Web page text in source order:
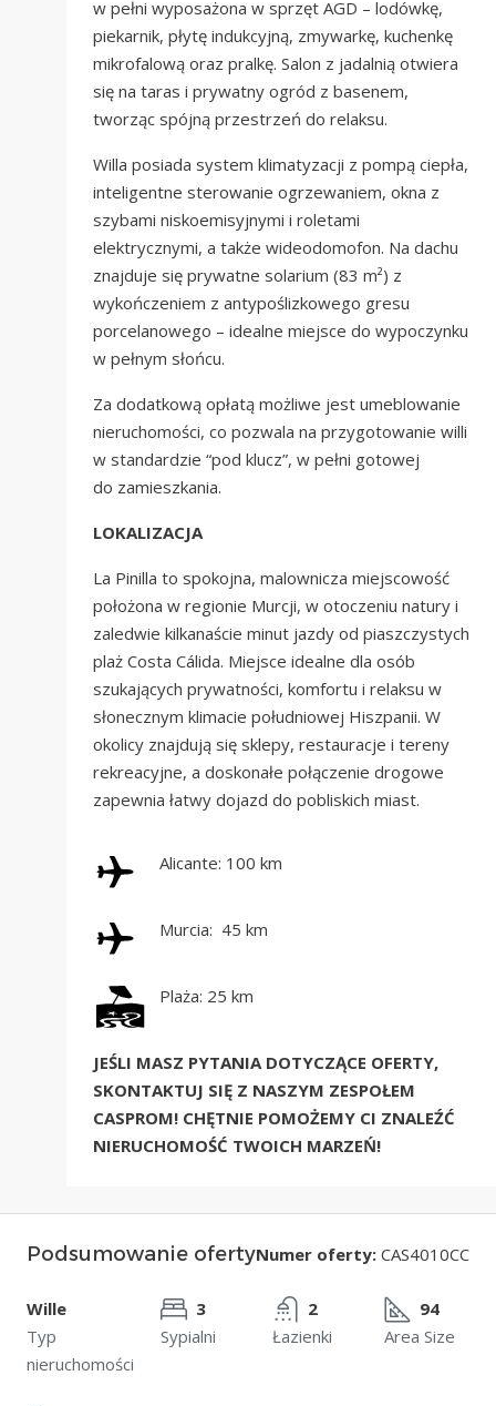
w pełni wyposażona w sprzęt AGD – lodówkę,
piekarnik, płytę indukcyjną, zmywarkę, kuchenkę
mikrofalową oraz pralkę. Salon z jadalnią otwiera
się na taras i prywatny ogród z basenem,
tworząc spójną przestrzeń do relaksu.
Willa posiada system klimatyzacji z pompą ciepła,
inteligentne sterowanie ogrzewaniem, okna z
szybami niskoemisyjnymi i roletami
elektrycznymi, a także wideodomofon. Na dachu
znajduje się prywatne solarium (83 m²) z
wykończeniem z antypoślizkowego gresu
porcelanowego – idealne miejsce do wypoczynku
w pełnym słońcu.
Za dodatkową opłatą możliwe jest umeblowanie
nieruchomości, co pozwala na przygotowanie willi
w standardzie “pod klucz”, w pełni gotowej
do zamieszkania.
LOKALIZACJA
La Pinilla to spokojna, malownicza miejscowość
położona w regionie Murcji, w otoczeniu natury i
zaledwie kilkanaście minut jazdy od piaszczystych
plaż Costa Cálida. Miejsce idealne dla osób
szukających prywatności, komfortu i relaksu w
słonecznym klimacie południowej Hiszpanii. W
okolicy znajdują się sklepy, restauracje i tereny
rekreacyjne, a doskonałe połączenie drogowe
zapewnia łatwy dojazd do pobliskich miast.
Alicante: 100 km
Murcia: 45 km
Plaża: 25 km
JEŚLI MASZ PYTANIA DOTYCZĄCE OFERTY,
SKONTAKTUJ SIĘ Z NASZYM ZESPOŁEM
CASPROM! CHĘTNIE POMOŻEMY CI ZNALEŹĆ
NIERUCHOMOŚĆ TWOICH MARZEŃ!
Podsumowanie ofertyNumer oferty: CAS4010CC
Wille
Typ
nieruchomości
3
Sypialni
2
Łazienki
94
Area Size